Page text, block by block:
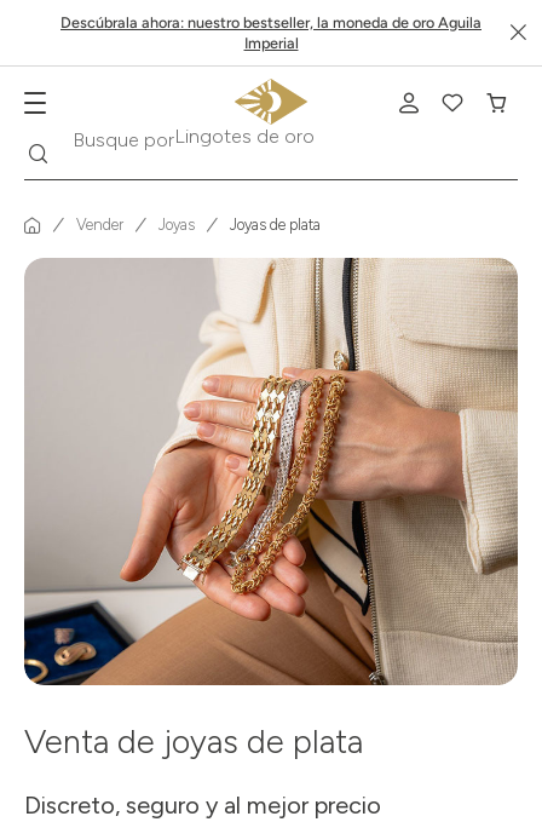
Descúbrala ahora: nuestro bestseller, la moneda de oro Aguila
Imperial
Busque porKrugerrand
Vender Joyas Joyas de plata
Venta de joyas de plata
Discreto, seguro y al mejor precio